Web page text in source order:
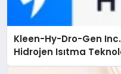
Kleen-Hy-Dro-Gen
Hidrojen Isıtma
Düzenleyici Onaylarını